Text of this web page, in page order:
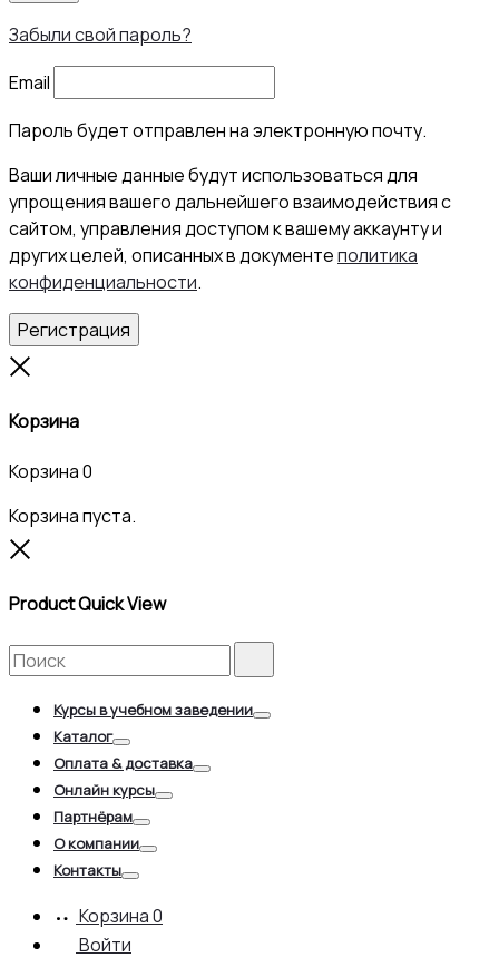
Забыли свой пароль?
Email
Пароль будет отправлен на электронную почту.
Ваши личные данные будут использоваться для
упрощения вашего дальнейшего взаимодействия с
сайтом, управления доступом к вашему аккаунту и
других целей, описанных в документеполитика
конфиденциальности.
Регистрация
Корзина
Корзина0
Корзина пуста.
Product Quick View
Search
for:
Курсы в учебном заведении
Каталог
Toggle
Оплата & доставка
Онлайн курсы
Партнёрам
О компании
Контакты
Корзина0
Войти